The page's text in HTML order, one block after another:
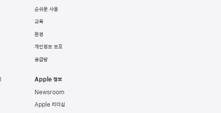
손쉬운 사용
교육
환경
개인정보 보호
공급망
Apple 정보
Newsroom
Apple 리더십